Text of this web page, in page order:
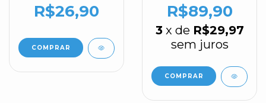
R$26,90
Inova Ink
R$89,90
3 x de R$29,97
sem juros